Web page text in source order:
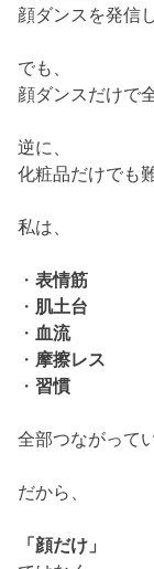
顔ダンスを発信
でも、
顔ダンスだけで
逆に、
化粧品だけでも
私は、
・表情筋
・ 肌土台
・ 血流
・ 摩擦レス
・ 習慣
全部つながって
だから、
「顔だけ」